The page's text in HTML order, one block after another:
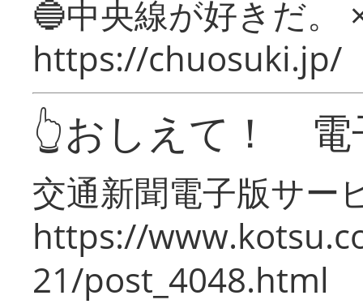
🔵中央線が好きだ。
https://chuosuki.jp/
👆おしえて！ 電
交通新聞電子版サー
https://
21/post_4048.html